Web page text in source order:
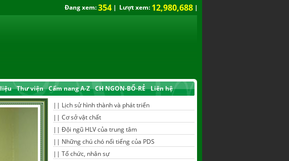
Đang xem:354 | Lượt xem: 12,980,688 |
Thư viện Cẩm nang A-Z CH NGON-BỔ-RẺ Liên hệ
|| Lịch sử hình thành và phát triển
|| Cơ sở vật chất
|| Đội ngũ HLV của trung tâm
|| Những chú chó nổi tiếng của PDS
|| Tổ chức, nhân sự